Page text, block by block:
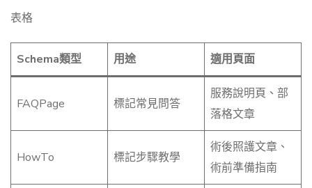
表格
Schema類型 用途 適用頁面
FAQPage 標記常見問答
服務說明頁、部
落格文章
HowTo 標記步驟教學
術後照護文章、
術前準備指南